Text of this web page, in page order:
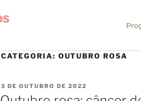
CATEGORIA: OUTUBRO ROSA
3 DE OUTUBRO DE 2022